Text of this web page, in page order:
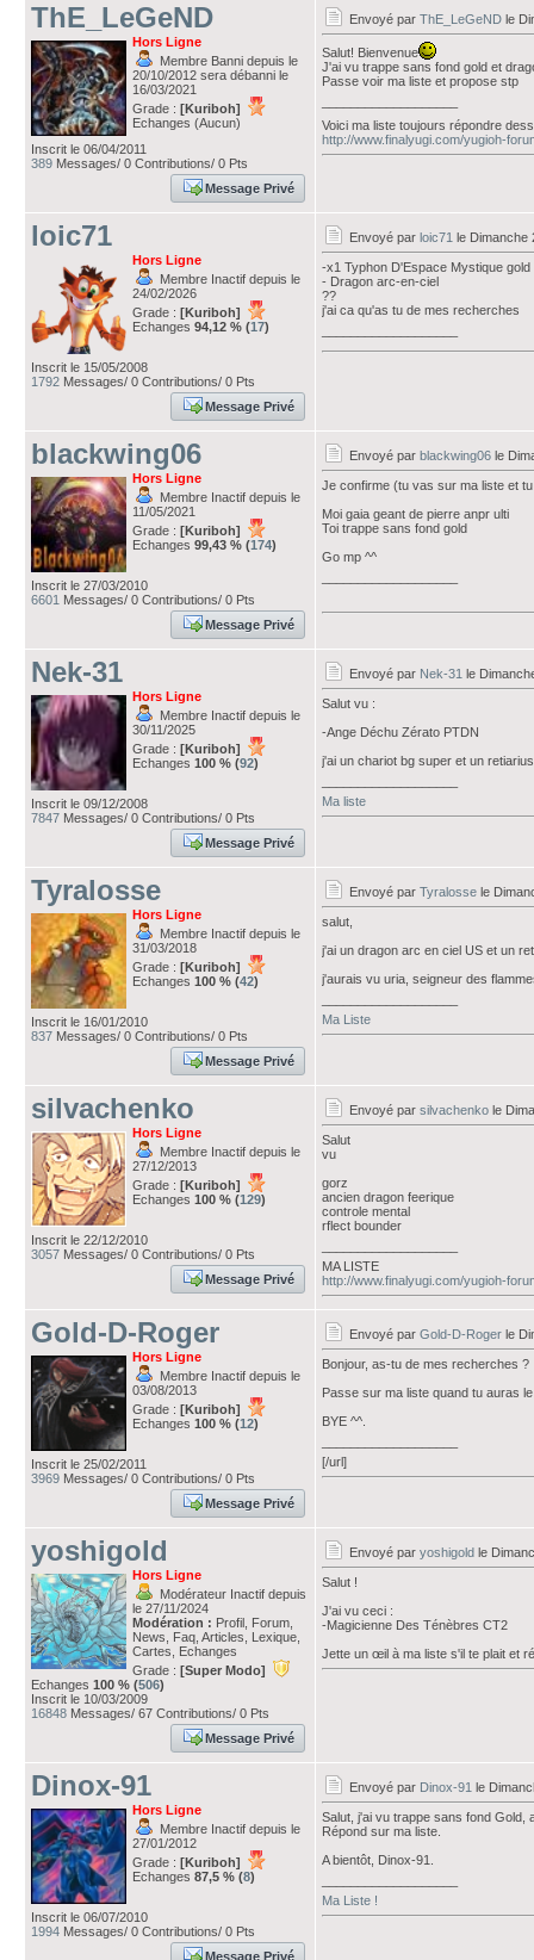
ThE_LeGeND
Hors Ligne
Membre Banni depuis le
20/10/2012 sera débanni le
16/03/2021
Grade : [Kuriboh]
Echanges (Aucun)
Inscrit le 06/04/2011
389 Messages/ 0 Contributions/ 0 Pts
Message Privé
Envoyé par ThE_LeGeND le
Salut! Bienvenue
J'ai vu trappe sans fond gold et
Passe voir ma liste et propose stp
Voici ma liste toujours répondre
http://www.finalyugi.com/yugioh-
loic71
Hors Ligne
Membre Inactif depuis le
24/02/2026
Grade : [Kuriboh]
Echanges 94,12 % (17)
Inscrit le 15/05/2008
1792 Messages/ 0 Contributions/ 0 Pts
Message Privé
Envoyé par loic71 le Dimanche
-x1 Typhon D'Espace Mystique gold
- Dragon arc-en-ciel
??
j'ai ca qu'as tu de mes recherches
blackwing06
Hors Ligne
Membre Inactif depuis le
11/05/2021
Grade : [Kuriboh]
Echanges 99,43 % (174)
Inscrit le 27/03/2010
6601 Messages/ 0 Contributions/ 0 Pts
Message Privé
Envoyé par blackwing06 le
Je confirme (tu vas sur ma liste et
Moi gaia geant de pierre anpr ulti
Toi trappe sans fond gold
Go mp ^^
Nek-31
Hors Ligne
Membre Inactif depuis le
30/11/2025
Grade : [Kuriboh]
Echanges 100 % (92)
Inscrit le 09/12/2008
7847 Messages/ 0 Contributions/ 0 Pts
Message Privé
Envoyé par Nek-31 le
Salut vu :
-Ange Déchu Zérato PTDN
j'ai un chariot bg super et un
Ma liste
Tyralosse
Hors Ligne
Membre Inactif depuis le
31/03/2018
Grade : [Kuriboh]
Echanges 100 % (42)
Inscrit le 16/01/2010
837 Messages/ 0 Contributions/ 0 Pts
Message Privé
Envoyé par Tyralosse le
salut,
j'ai un dragon arc en ciel US et un
j'aurais vu uria, seigneur des
Ma Liste
silvachenko
Hors Ligne
Membre Inactif depuis le
27/12/2013
Grade : [Kuriboh]
Echanges 100 % (129)
Inscrit le 22/12/2010
3057 Messages/ 0 Contributions/ 0 Pts
Message Privé
Envoyé par silvachenko le
Salut
vu
gorz
ancien dragon feerique
controle mental
rflect bounder
MA LISTE
http://www.finalyugi.com/yugioh-
Gold-D-Roger
Hors Ligne
Membre Inactif depuis le
03/08/2013
Grade : [Kuriboh]
Echanges 100 % (12)
Inscrit le 25/02/2011
3969 Messages/ 0 Contributions/ 0 Pts
Message Privé
Envoyé par Gold-D-Roger le
Bonjour, as-tu de mes recherches ?
Passe sur ma liste quand tu auras
BYE ^^.
[/url]
yoshigold
Hors Ligne
Modérateur Inactif depuis
le 27/11/2024
Modération : Profil, Forum,
News, Faq, Articles, Lexique,
Cartes, Echanges
Grade : [Super Modo]
Echanges 100 % (506)
Inscrit le 10/03/2009
16848 Messages/ 67 Contributions/ 0 Pts
Message Privé
Envoyé par yoshigold le
Salut !
J'ai vu ceci :
-Magicienne Des Ténèbres CT2
Jette un œil à ma liste s'il te plait et
Dinox-91
Hors Ligne
Membre Inactif depuis le
27/01/2012
Grade : [Kuriboh]
Echanges 87,5 % (8)
Inscrit le 06/07/2010
1994 Messages/ 0 Contributions/ 0 Pts
Message Privé
Envoyé par Dinox-91 le
Salut, j'ai vu trappe sans fond Gold,
Répond sur ma liste.
A bientôt, Dinox-91.
Ma Liste !